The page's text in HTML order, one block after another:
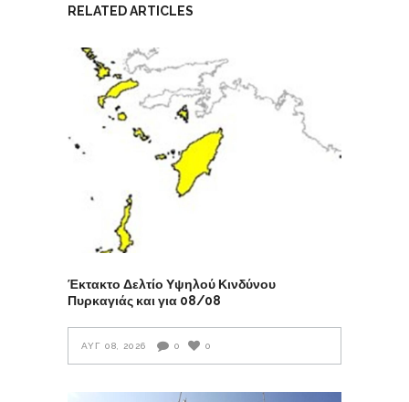
RELATED ARTICLES
Έκτακτο Δελτίο Υψηλού Κινδύνου
Πυρκαγιάς και για 08/08
ΑΥΓ 08, 2026 0 0